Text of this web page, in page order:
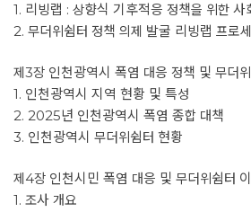
1. 리빙랩 : 상향식 기후적응 정책을 위한 사
2. 무더위쉼터 정책 의제 발굴 리빙랩 프로
제3장 인천광역시 폭염 대응 정책 및 무더
1. 인천광역시 지역 현황 및 특성
2. 2025년 인천광역시 폭염 종합 대책
3. 인천광역시 무더위쉼터 현황
제4장 인천시민 폭염 대응 및 무더위쉼터
1. 조사 개요